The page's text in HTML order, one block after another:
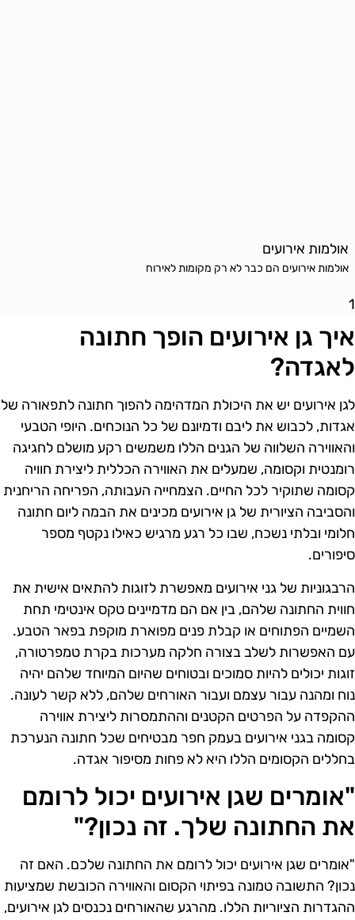
אולמות אירועים
אולמות אירועים הם כבר לא רק מקומות לאירוח
גן אירועים הופך חתונה
אירועים יש את היכולת המדהימה להפוך חתונה לתפאורה של
לכבוש את ליבם ודמיונם של כל הנוכחים. היופי הטבעי
השלווה של הגנים הללו משמשים רקע מושלם לחגיגה
וקסומה, שמעלים את האווירה הכללית ליצירת חוויה
שתוקיר לכל החיים. הצמחייה העבותה, הפריחה הריחנית
הציורית של גן אירועים מכינים את הבמה ליום חתונה
ובלתי נשכח, שבו כל רגע מרגיש כאילו נקטף מספר
של גני אירועים מאפשרת לזוגות להתאים אישית את
החתונה שלהם, בין אם הם מדמיינים טקס אינטימי תחת
הפתוחים או קבלת פנים מפוארת מוקפת בפאר הטבע.
האפשרות לשלב בצורה חלקה מערכות בקרת טמפרטורה,
יכולים להיות סמוכים ובטוחים שהיום המיוחד שלהם יהיה
ומהנה עבור עצמם ועבור האורחים שלהם, ללא קשר לעונה.
על הפרטים הקטנים וההתמסרות ליצירת אווירה
בגני אירועים בעמק חפר מבטיחים שכל חתונה הנערכת
הקסומים הללו היא לא פחות מסיפור אגדה.
שגן אירועים יכול לרומם
החתונה שלך. זה נכון?"
שגן אירועים יכול לרומם את החתונה שלכם. האם זה
התשובה טמונה בפיתוי הקסום והאווירה הכובשת שמציעות
הציוריות הללו. מהרגע שהאורחים נכנסים לגן אירועים,